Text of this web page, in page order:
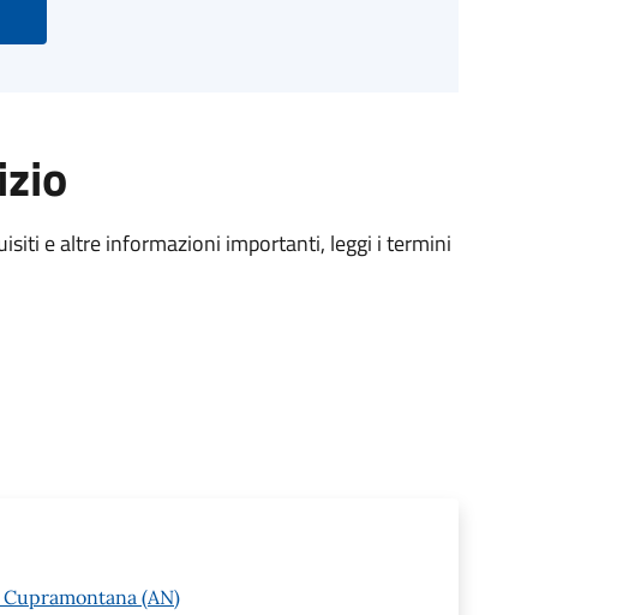
e altre informazioni importanti, leggi i termini
(AN)